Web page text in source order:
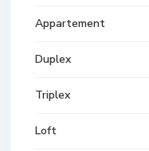
Appartement
Duplex
Triplex
Loft